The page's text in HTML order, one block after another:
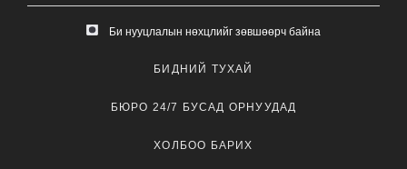
Би нууцлалын нөхцлийг зөвшөөрч байна
БИДНИЙ ТУХАЙ
БЮРО 24/7 БУСАД ОРНУУДАД
ХОЛБОО БАРИХ